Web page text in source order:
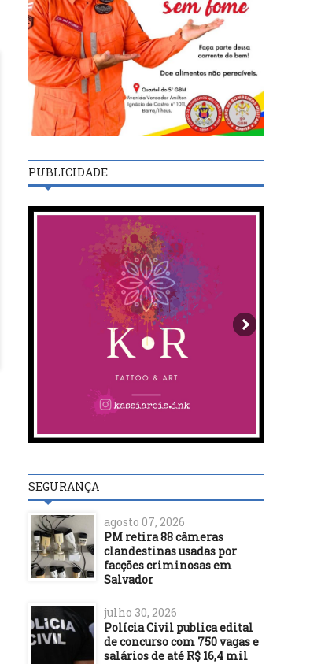
PUBLICIDADE
SEGURANÇA
agosto 07, 2026
PM retira 88 câmeras
clandestinas usadas por
facções criminosas em
Salvador
julho 30, 2026
Polícia Civil publica edital
de concurso com 750 vagas e
salários de até R$ 16,4 mil